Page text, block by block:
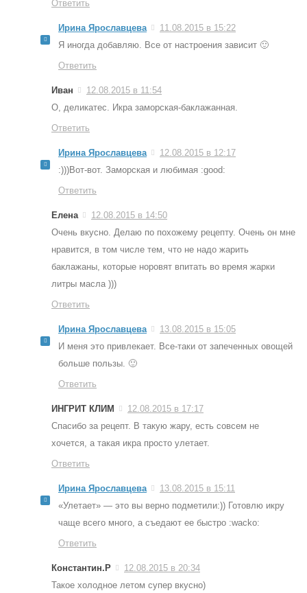
Ответить
Ирина Ярославцева
11.08.2015 в 15:22
Я иногда добавляю. Все от настроения зависит 🙂
Ответить
Иван
12.08.2015 в 11:54
О, деликатес. Икра заморская-баклажанная.
Ответить
Ирина Ярославцева
12.08.2015 в 12:17
:)))Вот-вот. Заморская и любимая :good:
Ответить
Елена
12.08.2015 в 14:50
Очень вкусно. Делаю по похожему рецепту. Очень он мне
нравится, в том числе тем, что не надо жарить
баклажаны, которые норовят впитать во время жарки
литры масла )))
Ответить
Ирина Ярославцева
13.08.2015 в 15:05
И меня это привлекает. Все-таки от запеченных овощей
больше пользы. 🙂
Ответить
ИНГРИТ КЛИМ
12.08.2015 в 17:17
Спасибо за рецепт. В такую жару, есть совсем не
хочется, а такая икра просто улетает.
Ответить
Ирина Ярославцева
13.08.2015 в 15:11
«Улетает» — это вы верно подметили:)) Готовлю икру
чаще всего много, а съедают ее быстро :wacko:
Ответить
Константин.Р
12.08.2015 в 20:34
Такое холодное летом супер вкусно)